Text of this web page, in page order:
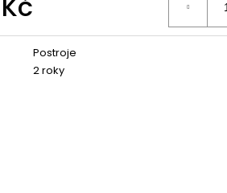
Postroje
2 roky
Kč